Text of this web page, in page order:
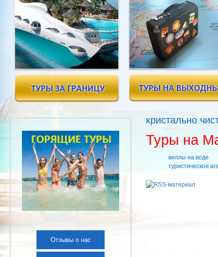
кристально
Туры на
виллы на воде
туристическое
Отзывы о нас